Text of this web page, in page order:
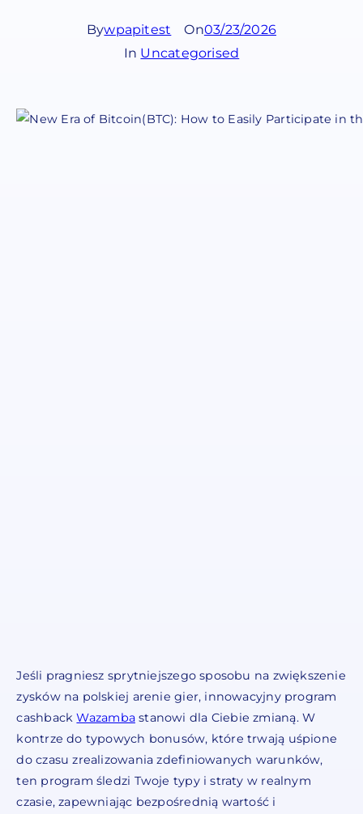
Bywpapitest On03/23/2026
In Uncategorised
Jeśli pragniesz sprytniejszego sposobu na zwiększenie
zysków na polskiej arenie gier, innowacyjny program
cashbackWazambastanowi dla Ciebie zmianą. W
kontrze do typowych bonusów, które trwają uśpione
do czasu zrealizowania zdefiniowanych warunków,
ten program śledzi Twoje typy i straty w realnym
czasie, zapewniając bezpośrednią wartość i